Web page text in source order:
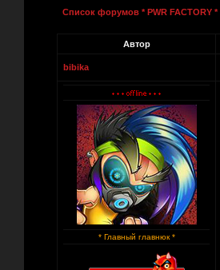
Список форумов * PWR FACTORY *
Автор
bibika
* Главный главнюк *